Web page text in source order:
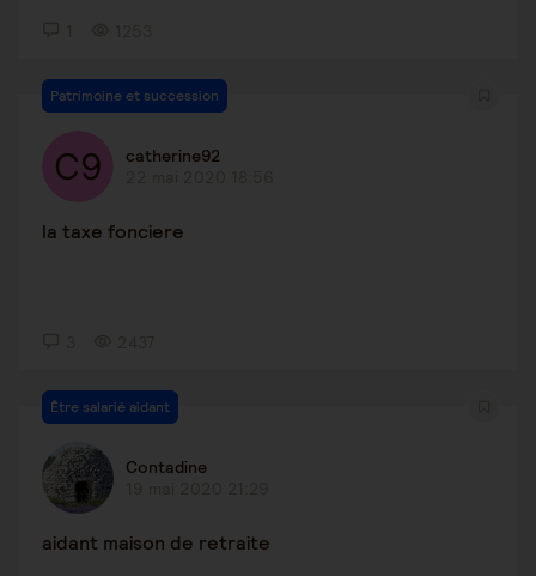
Patrimoine et succession
catherine92
la taxe fonciere
Être salarié aidant
Contadine
aidant maison de retraite